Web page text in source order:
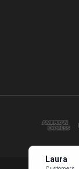
Laura